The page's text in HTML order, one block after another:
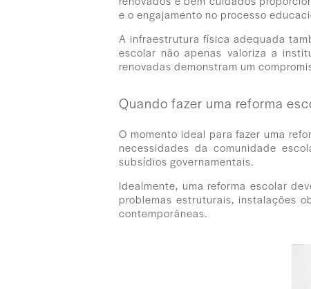
e o engajamento no processo
A infraestrutura física adequada
escolar não apenas valoriza a
renovadas demonstram um
Quando fazer uma reforma
O momento ideal para fazer uma
necessidades da comunidade
subsídios governamentais.
Idealmente, uma reforma escolar
problemas estruturais, instalações
contemporâneas.